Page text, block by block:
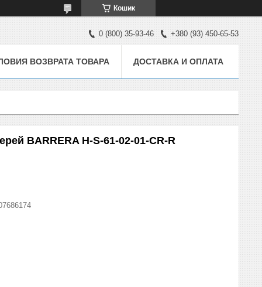
Кошик
0 (800) 35-93-46 +380 (93) 450-65-53
ВОЗВРАТА ТОВАРА ДОСТАВКА И ОПЛАТА
BARRERA H-S-61-02-01-CR-R